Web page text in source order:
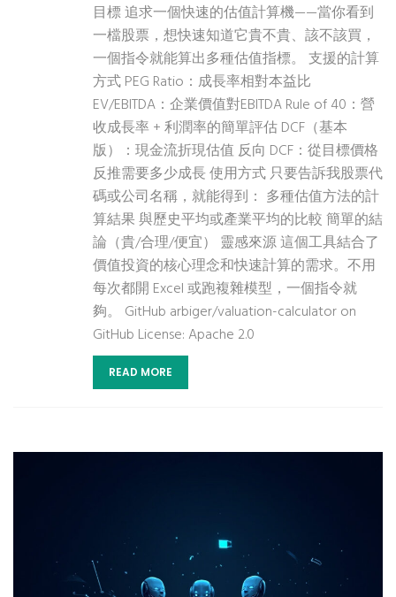
目標 追求一個快速的估值計算機——當你看到
一檔股票，想快速知道它貴不貴、該不該買，
一個指令就能算出多種估值指標。 支援的計算
方式 PEG Ratio：成長率相對本益比
EV/EBITDA：企業價值對EBITDA Rule of 40：營
收成長率 + 利潤率的簡單評估 DCF（基本
版）：現金流折現估值 反向 DCF：從目標價格
反推需要多少成長 使用方式 只要告訴我股票代
碼或公司名稱，就能得到： 多種估值方法的計
算結果 與歷史平均或產業平均的比較 簡單的結
論（貴/合理/便宜） 靈感來源 這個工具結合了
價值投資的核心理念和快速計算的需求。不用
每次都開 Excel 或跑複雜模型，一個指令就
夠。 GitHub arbiger/valuation-calculator on
GitHub License: Apache 2.0
READ MORE